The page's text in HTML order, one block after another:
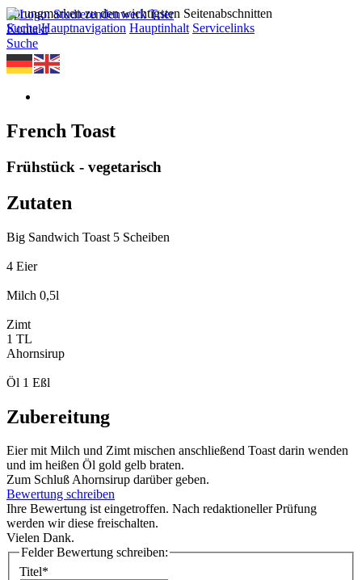
Sprungmarken zu den wichtigsten Seitenabschnitten
Suche Hauptnavigation Hauptinhalt Servicelinks
Kontakt
Suche
French Toast
Frühstück - vegetarisch
Zutaten
Big Sandwich Toast 5 Scheiben
4 Eier
Milch 0,5l
Zimt
1 TL
Ahornsirup
Öl 1 Eßl
Zubereitung
Eier mit Milch und Zimt mischen anschließend Toast darin wenden
und im heißen Öl gold gelb braten.
Zum Schluß Ahornsirup darüber geben.
Bewertung schreiben
Ihre Bewertung ist eingetroffen. Nach redaktioneller Prüfung
werden wir diese freischalten.
Vielen Dank.
Felder Bewertung schreiben:
Titel*